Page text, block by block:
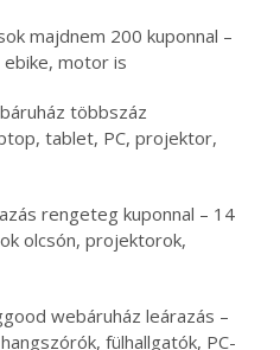
majdnem 200 kuponnal –
motor is
többszáz
tablet, PC, projektor,
rengeteg kuponnal – 14
olcsón, projektorok,
webáruház leárazás –
fülhallgatók, PC-